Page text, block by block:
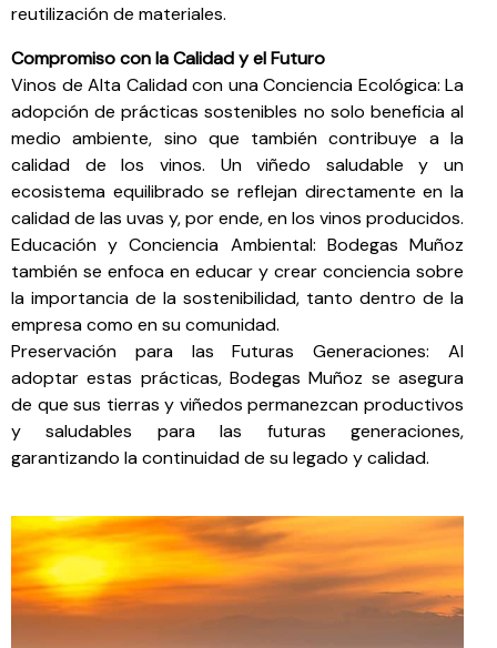
reutilización de materiales.
Compromiso con la Calidad y el Futuro
Vinos de Alta Calidad con una Conciencia Ecológica: La
adopción de prácticas sostenibles no solo beneficia al
medio ambiente, sino que también contribuye a la
calidad de los vinos. Un viñedo saludable y un
ecosistema equilibrado se reflejan directamente en la
calidad de las uvas y, por ende, en los vinos producidos.
Educación y Conciencia Ambiental: Bodegas Muñoz
también se enfoca en educar y crear conciencia sobre
la importancia de la sostenibilidad, tanto dentro de la
empresa como en su comunidad.
Preservación para las Futuras Generaciones: Al
adoptar estas prácticas, Bodegas Muñoz se asegura
de que sus tierras y viñedos permanezcan productivos
y saludables para las futuras generaciones,
garantizando la continuidad de su legado y calidad.